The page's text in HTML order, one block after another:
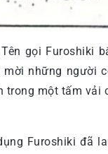
gọi Furoshiki
những
một tấm
Furoshiki đã